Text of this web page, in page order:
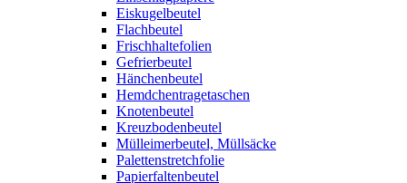
Eiskugelbeutel
Flachbeutel
Frischhaltefolien
Gefrierbeutel
Hänchenbeutel
Hemdchentragetaschen
Knotenbeutel
Kreuzbodenbeutel
Mülleimerbeutel, Müllsäcke
Palettenstretchfolie
Papierfaltenbeutel